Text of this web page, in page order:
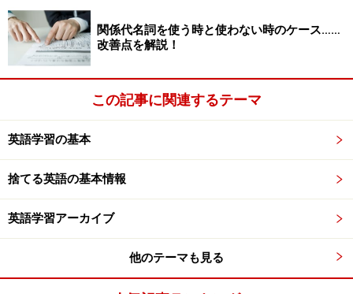
い切り自分らしく楽しんで競技して頂きたいですね！
キージャンプ日本チームは、The Japanese ski jumping
teamと言います。
2. フィギュアスケート：Figure skating
1.のスキージャンプも同じですが、ジャンプやスケート
は-ing形にして、jumpingやskatingのようにします。
skateは「スケート靴」、「スケートをする」という意
味です。日本は、浅田真央選手や高橋大輔選手など、
3. モーグル：Moguls
関係代名詞を使う時と使わない時のケース……
改善点を解説！
この記事に関連するテーマ
英語学習の基本
捨てる英語の基本情報
英語学習アーカイブ
他のテーマも見る